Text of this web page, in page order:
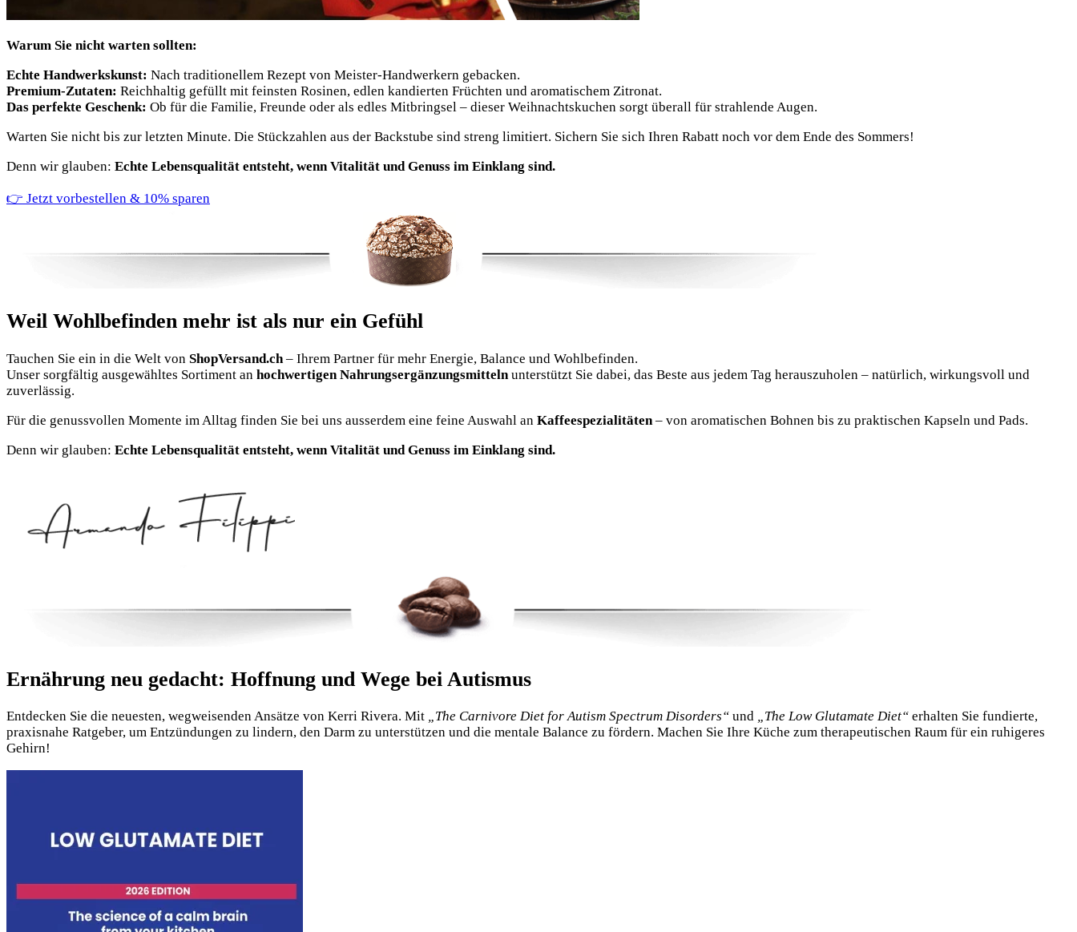
Warum Sie nicht warten sollten:
Echte Handwerkskunst: Nach traditionellem Rezept von Meister-Handwerkern gebacken.
Premium-Zutaten: Reichhaltig gefüllt mit feinsten Rosinen, edlen kandierten Früchten und aromatischem Zitronat.
Das perfekte Geschenk: Ob für die Familie, Freunde oder als edles Mitbringsel – dieser Weihnachtskuchen sorgt überall für strahlende Augen.
Warten Sie nicht bis zur letzten Minute. Die Stückzahlen aus der Backstube sind streng limitiert. Sichern Sie sich Ihren Rabatt noch vor dem Ende des Sommers!
Denn wir glauben: Echte Lebensqualität entsteht, wenn Vitalität und Genuss im Einklang sind.
👉 Jetzt vorbestellen & 10% sparen
Weil Wohlbefinden mehr ist als nur ein Gefühl
Tauchen Sie ein in die Welt von ShopVersand.ch – Ihrem Partner für mehr Energie, Balance und Wohlbefinden.
Unser sorgfältig ausgewähltes Sortiment an hochwertigen Nahrungsergänzungsmitteln unterstützt Sie dabei, das Beste aus jedem Tag herauszuholen – natürlich, wirkungsvoll und
zuverlässig.
Für die genussvollen Momente im Alltag finden Sie bei uns ausserdem eine feine Auswahl an Kaffeespezialitäten – von aromatischen Bohnen bis zu praktischen Kapseln und Pads.
Denn wir glauben: Echte Lebensqualität entsteht, wenn Vitalität und Genuss im Einklang sind.
Ernährung neu gedacht: Hoffnung und Wege bei Autismus
Entdecken Sie die neuesten, wegweisenden Ansätze von Kerri Rivera. Mit „The Carnivore Diet for Autism Spectrum Disorders“ und „The Low Glutamate Diet“ erhalten Sie fundierte,
praxisnahe Ratgeber, um Entzündungen zu lindern, den Darm zu unterstützen und die mentale Balance zu fördern. Machen Sie Ihre Küche zum therapeutischen Raum für ein ruhigeres
Gehirn!